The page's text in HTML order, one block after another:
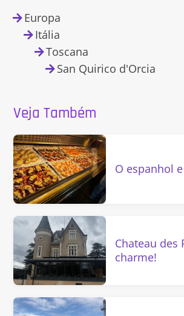
Europa
Itália
Toscana
San Quirico d'Orcia
Veja Também
O espanhol e
Chateau des
charme!